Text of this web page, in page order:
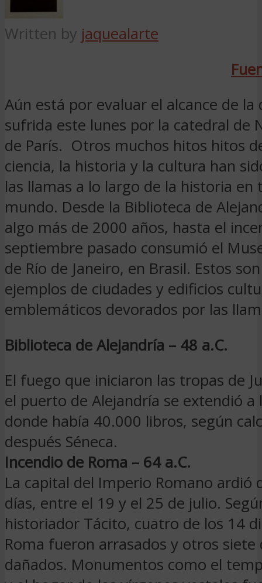
Written by jaquealarte
Aún está por evaluar el alcance de la
sufrida este lunes por la catedral de
de París. Otros muchos hitos hitos
ciencia, la historia y la cultura han
las llamas a lo largo de la historia en
mundo. Desde la Biblioteca de
algo más de 2000 años, hasta el
septiembre pasado consumió el
de Río de Janeiro, en Brasil. Estos
ejemplos de ciudades y edificios
emblemáticos devorados por las
Biblioteca de Alejandría – 48 a.C.
El fuego que iniciaron las tropas de
el puerto de Alejandría se extendió a
donde había 40.000 libros, según
después Séneca.
Incendio de Roma – 64 a.C.
La capital del Imperio Romano ardió
días, entre el 19 y el 25 de julio.
historiador Tácito, cuatro de los 14
Roma fueron arrasados y otros siete
dañados. Monumentos como el